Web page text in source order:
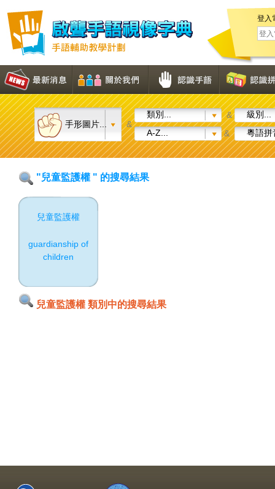
登入
手形圖片... &
類別... &
級別...
A-Z...
& 粵語拼
"兒童監護權 " 的搜尋結果
兒童監護權
guardianship of
children
兒童監護權 類別中的搜尋結果